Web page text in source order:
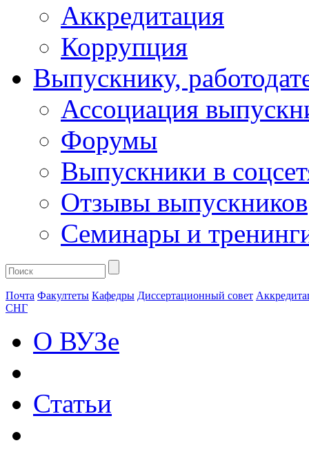
Аккредитация
Коррупция
Выпускнику,
Ассоциация
Форумы
Выпускники в
Отзывы выпускников
Семинары и
Почта Факултеты Кафедры Диссертационный совет
СНГ
О ВУЗе
Статьи